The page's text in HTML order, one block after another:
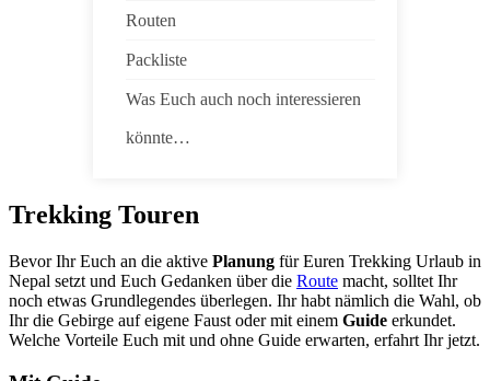
Routen
Packliste
Was Euch auch noch interessieren
könnte…
Trekking Touren
Bevor Ihr Euch an die aktive Planung für Euren Trekking Urlaub in
Nepal setzt und Euch Gedanken über die Route macht, solltet Ihr
noch etwas Grundlegendes überlegen. Ihr habt nämlich die Wahl, ob
Ihr die Gebirge auf eigene Faust oder mit einem Guide erkundet.
Welche Vorteile Euch mit und ohne Guide erwarten, erfahrt Ihr jetzt.